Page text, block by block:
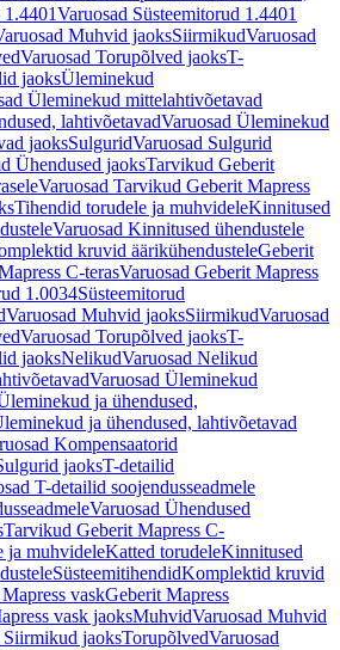
Varuosad Süsteemitorud 1.4401
Muhvid jaoksSiirmikudVaruosad
Varuosad Torupõlved jaoksT-
jaoksÜleminekud
Üleminekud mittelahtivõetavad
lahtivõetavadVaruosad Üleminekud
jaoksSulguridVaruosad Sulgurid
Ühendused jaoksTarvikud Geberit
Varuosad Tarvikud Geberit Mapress
Tihendid torudele ja muhvideleKinnitused
Varuosad Kinnitused ühendustele
kruvid äärikühendusteleGeberit
C-terasVaruosad Geberit Mapress
1.0034Süsteemitorud
Varuosad Muhvid jaoksSiirmikudVaruosad
Varuosad Torupõlved jaoksT-
jaoksNelikudVaruosad Nelikud
Varuosad Üleminekud
ja ühendused,
ja ühendused, lahtivõetavad
Kompensaatorid
jaoksT-detailid
T-detailid soojendusseadmele
Varuosad Ühendused
Tarvikud Geberit Mapress C-
ja muhvideleKatted torudeleKinnitused
SüsteemitihendidKomplektid kruvid
vaskGeberit Mapress
vask jaoksMuhvidVaruosad Muhvid
Siirmikud jaoksTorupõlvedVaruosad